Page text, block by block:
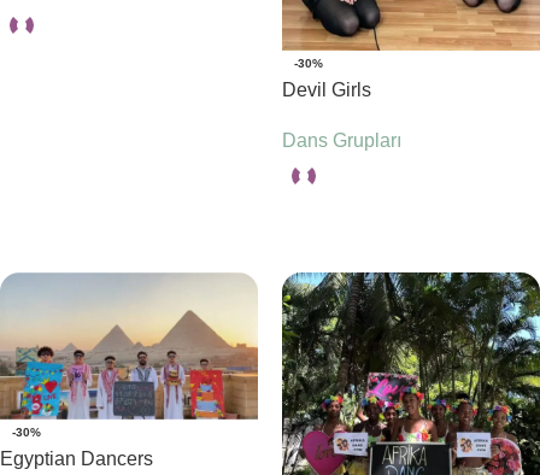
-30%
Devil Girls
Dans Grupları
-30%
Egyptian Dancers